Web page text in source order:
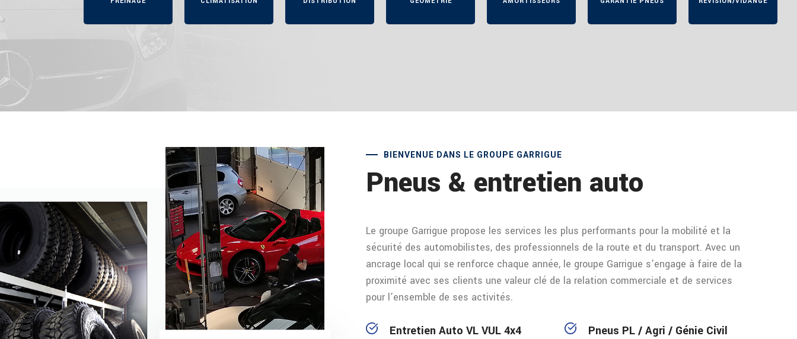
BIENVENUE DANS LE GROUPE GARRIGUE
Pneus & entretien auto
Le groupe Garrigue propose les services les plus performants pour la mobilité et la
sécurité des automobilistes, des professionnels de la route et du transport. Avec un
ancrage local qui se renforce chaque année, le groupe Garrigue s’engage à faire de la
proximité avec ses clients une valeur clé de la relation commerciale et de services
pour l’ensemble de ses activités.
Entretien Auto VL VUL 4x4
Pneus PL / Agri / Génie Civil